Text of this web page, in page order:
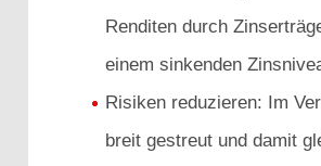
Renditen durch
einem sinkenden
Risiken reduzieren: Im
breit gestreut und damit